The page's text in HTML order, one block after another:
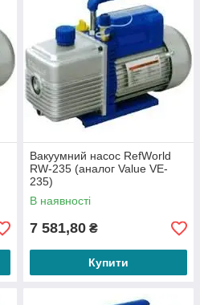
Вакуумний насос RefWorld
RW-235 (аналог Value VE-
235)
В наявності
7 581,80 ₴
Купити